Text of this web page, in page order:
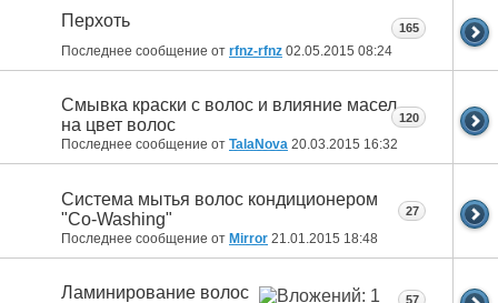
Перхоть
Последнее сообщение от rfnz-rfnz 02.05.2015 08:24
165
Смывка краски с волос и влияние масел
на цвет волос
Последнее сообщение от TalaNova 20.03.2015 16:32
120
Система мытья волос кондиционером
"Co-Washing"
Последнее сообщение от Mirror 21.01.2015 18:48
27
Ламинирование волос 57